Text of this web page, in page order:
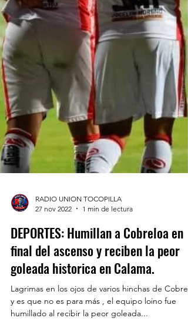
27 nov 2022
1 min de lectura
DEPORTES: Humillan a Cobreloa en
final del ascenso y reciben la peor
goleada historica en Calama.
Lagrimas en los ojos de varios hinchas de
y es que no es para más , el equipo loino fue